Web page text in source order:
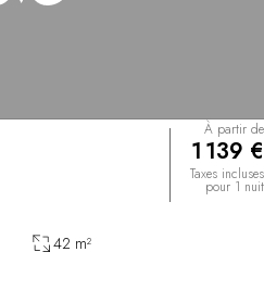
À partir de
1 139 €
Taxes incluses
pour 1 nuit
42 m²